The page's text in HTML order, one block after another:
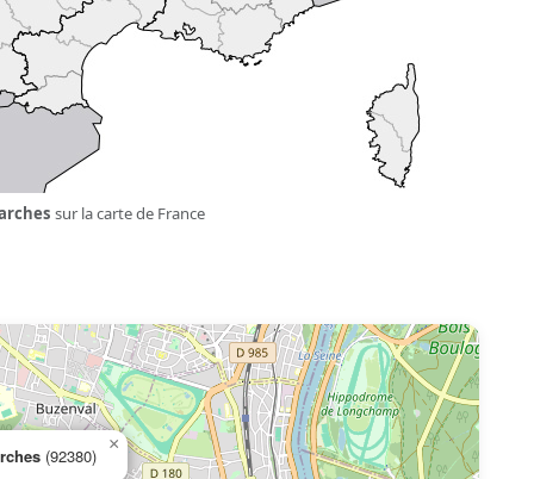
sur la carte de France
(92380)
×